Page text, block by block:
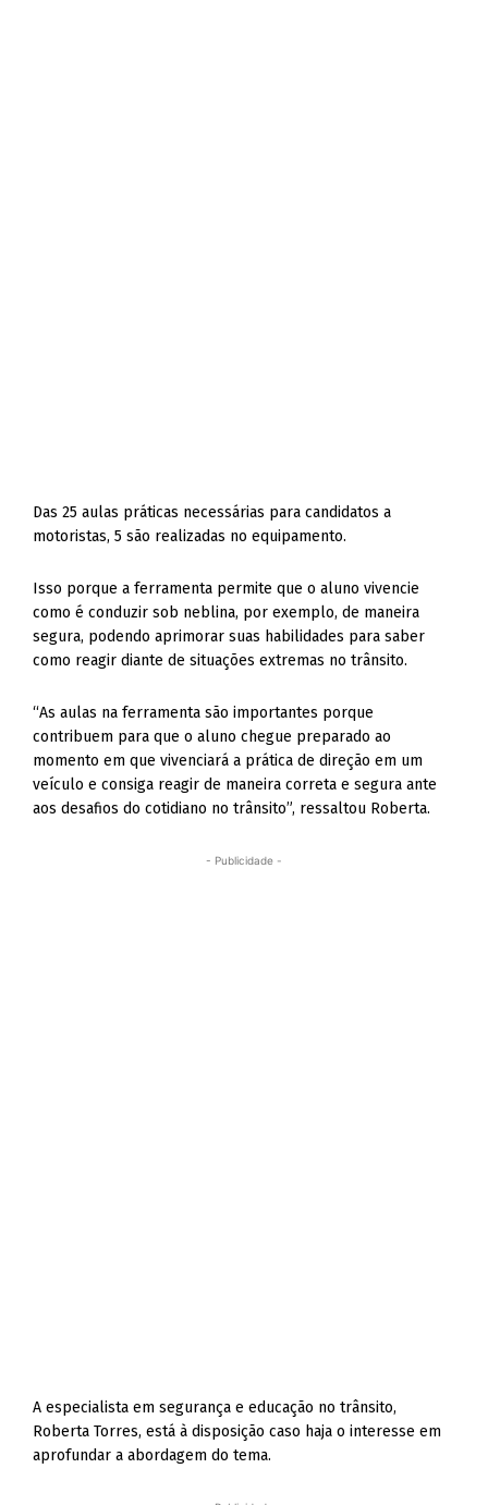
Das 25 aulas práticas necessárias para candidatos a
motoristas, 5 são realizadas no equipamento.
Isso porque a ferramenta permite que o aluno vivencie
como é conduzir sob neblina, por exemplo, de maneira
segura, podendo aprimorar suas habilidades para saber
como reagir diante de situações extremas no trânsito.
“As aulas na ferramenta são importantes porque
contribuem para que o aluno chegue preparado ao
momento em que vivenciará a prática de direção em um
veículo e consiga reagir de maneira correta e segura ante
aos desafios do cotidiano no trânsito”, ressaltou Roberta.
- Publicidade -
A especialista em segurança e educação no trânsito,
Roberta Torres, está à disposição caso haja o interesse em
aprofundar a abordagem do tema.